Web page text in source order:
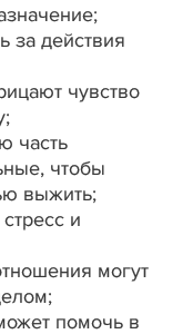
за действия
чувство
часть
чтобы
выжить;
и
могут
помочь в